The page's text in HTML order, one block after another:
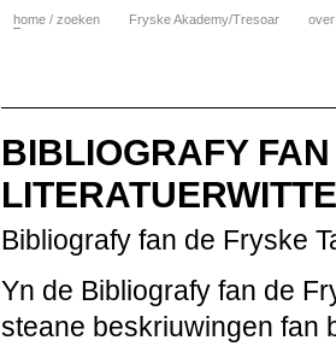
home / zoeken Fryske Akademy/Tresoar
BIBLIOGRAFY
Bibliografy fan de Fryske
Yn de Bibliografy fan de
steane beskriuwingen fan